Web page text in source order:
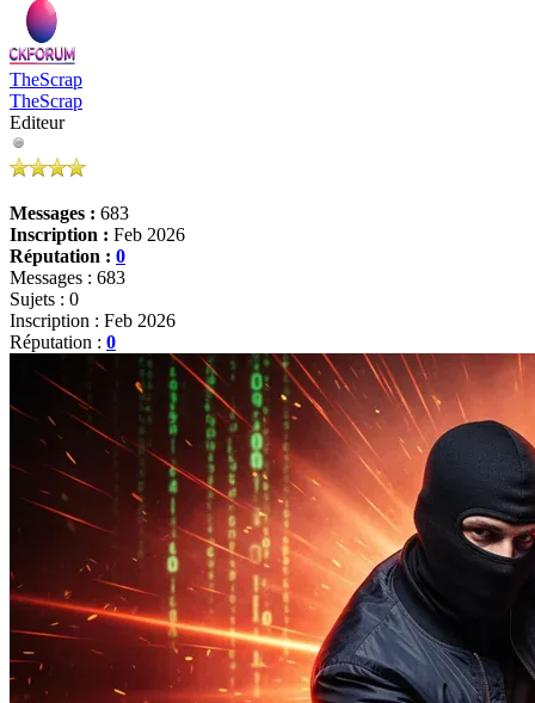
TheScrap
TheScrap
Editeur
Messages : 683
Inscription : Feb 2026
Réputation : 0
Messages : 683
Sujets : 0
Inscription : Feb 2026
Réputation : 0